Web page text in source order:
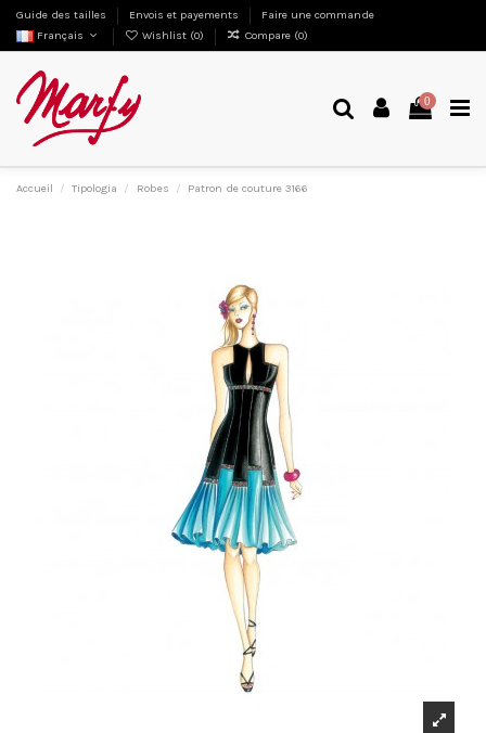
Guide des tailles Envois et payements
Faire une commande
Français
Wishlist (0) Compare (0)
0
Accueil Tipologia Robes Patron de couture 3166